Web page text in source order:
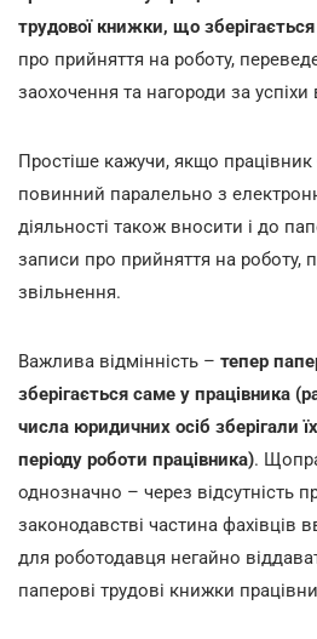
трудової книжки, що
про прийняття на роботу,
заохочення та нагороди за успіхи
Простіше кажучи, якщо
повинний паралельно з
діяльності також вносити і до
записи про прийняття на роботу,
звільнення.
Важлива відмінність – тепер
зберігається саме у працівника
числа юридичних осіб зберігали
періоду роботи працівника).
однозначно – через відсутність
законодавстві частина фахівців
для роботодавця негайно
паперові трудові книжки